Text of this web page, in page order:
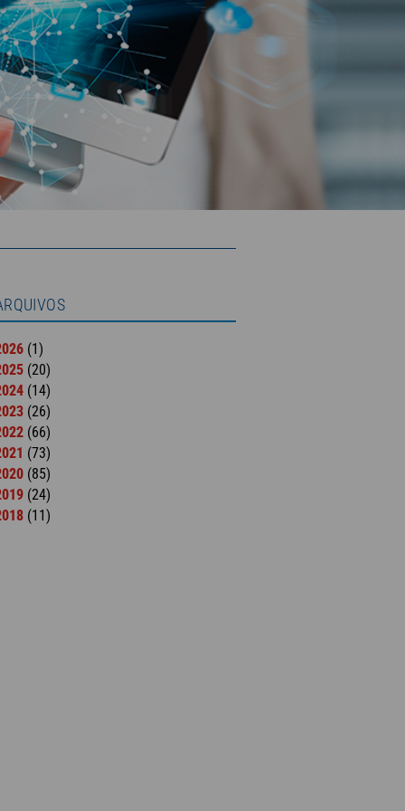
(1)
(20)
(14)
(26)
(66)
(73)
(85)
(24)
(11)